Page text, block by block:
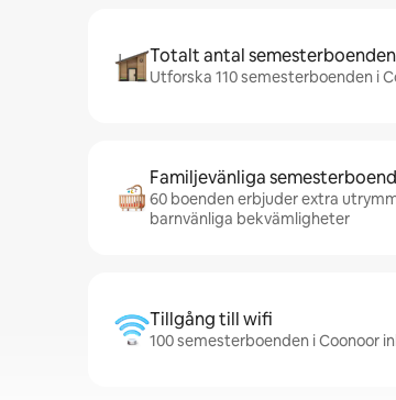
Totalt antal semesterboenden
Utforska 110 semesterboenden i
Familjevänliga
60 boenden erbjuder extra
barnvänliga bekvämligheter
Tillgång till wifi
100 semesterboenden i Coonoor